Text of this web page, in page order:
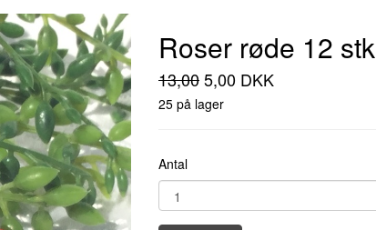
Roser røde 12 stk
13,005,00 DKK
25 på lager
Antal